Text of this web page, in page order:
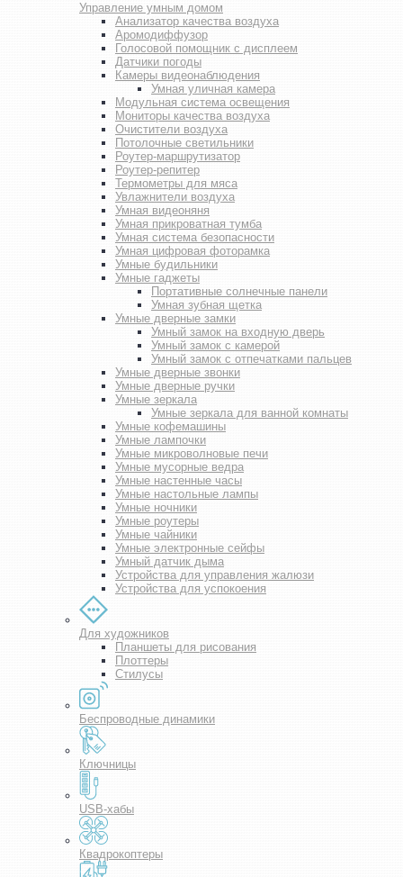
Управление умным домом
Анализатор качества воздуха
Аромодиффузор
Голосовой помощник с дисплеем
Датчики погоды
Камеры видеонаблюдения
Умная уличная камера
Модульная система освещения
Мониторы качества воздуха
Очистители воздуха
Потолочные светильники
Роутер-маршрутизатор
Роутер-репитер
Термометры для мяса
Увлажнители воздуха
Умная видеоняня
Умная прикроватная тумба
Умная система безопасности
Умная цифровая фоторамка
Умные будильники
Умные гаджеты
Портативные солнечные панели
Умная зубная щетка
Умные дверные замки
Умный замок на входную дверь
Умный замок с камерой
Умный замок с отпечатками пальцев
Умные дверные звонки
Умные дверные ручки
Умные зеркала
Умные зеркала для ванной комнаты
Умные кофемашины
Умные лампочки
Умные микроволновые печи
Умные мусорные ведра
Умные настенные часы
Умные настольные лампы
Умные ночники
Умные роутеры
Умные чайники
Умные электронные сейфы
Умный датчик дыма
Устройства для управления жалюзи
Устройства для успокоения
Для художников
Планшеты для рисования
Плоттеры
Стилусы
Беспроводные динамики
Ключницы
USB-хабы
Квадрокоптеры